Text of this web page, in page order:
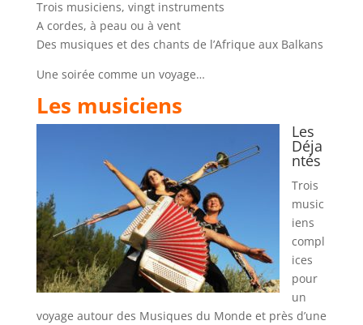
Trois musiciens, vingt instruments
A cordes, à peau ou à vent
Des musiques et des chants de l’Afrique aux Balkans
Une soirée comme un voyage…
Les musiciens
Les
Déja
ntés
Trois
music
iens
compl
ices
pour
un
voyage autour des Musiques du Monde et près d’une